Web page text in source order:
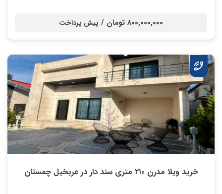
800,000,000 تومان / پیش پرداخت
خرید ویلا مدرن ۲۱۰ متری سند دار در عربخیل چمستان